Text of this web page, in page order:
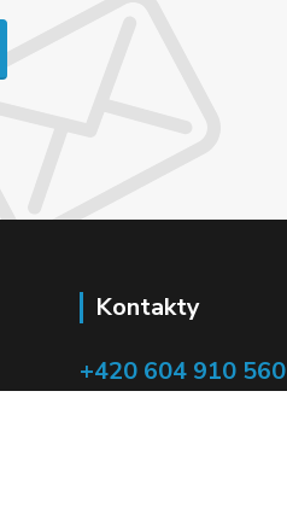
Kontakty
+420 604 910 560